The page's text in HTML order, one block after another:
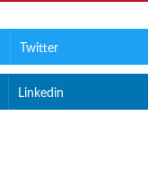
Twitter
Linkedin